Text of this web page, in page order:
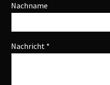
Nachname
Nachricht *